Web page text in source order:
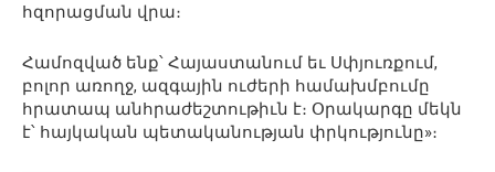
հզորացման վրա։
Համոզված ենք՝ Հայաստանում եւ Սփյուռքում,
բոլոր առողջ, ազգային ուժերի համախմբումը
հրատապ անհրաժեշտութիւն է։ Օրակարգը մեկն
է՝ հայկական պետականության փրկությունը»։